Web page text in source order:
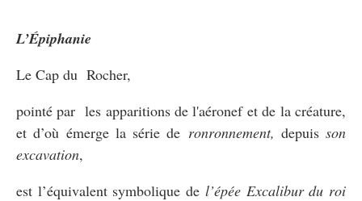
L’Épiphanie
Le Cap du Rocher,
pointé par les apparitions de l'aéronef et de la créature,
et d’où émerge la série de ronronnement, depuis son
excavation,
est l’équivalent symbolique de l’épée Excalibur du roi